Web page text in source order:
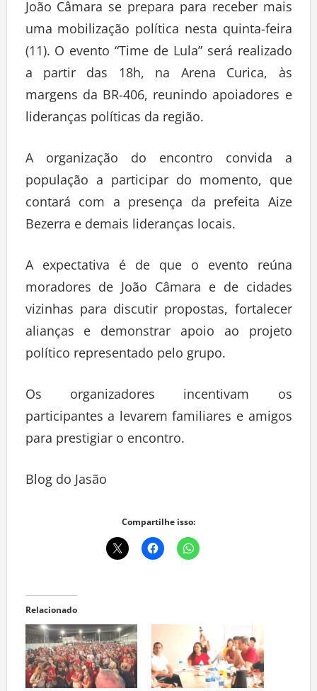
João Câmara se prepara para receber mais
uma mobilização política nesta quinta-feira
(11). O evento “Time de Lula” será realizado
a partir das 18h, na Arena Curica, às
margens da BR-406, reunindo apoiadores e
lideranças políticas da região.
A organização do encontro convida a
população a participar do momento, que
contará com a presença da prefeita Aize
Bezerra e demais lideranças locais.
A expectativa é de que o evento reúna
moradores de João Câmara e de cidades
vizinhas para discutir propostas, fortalecer
alianças e demonstrar apoio ao projeto
político representado pelo grupo.
Os organizadores incentivam os
participantes a levarem familiares e amigos
para prestigiar o encontro.
Blog do Jasão
Compartilhe isso:
Relacionado